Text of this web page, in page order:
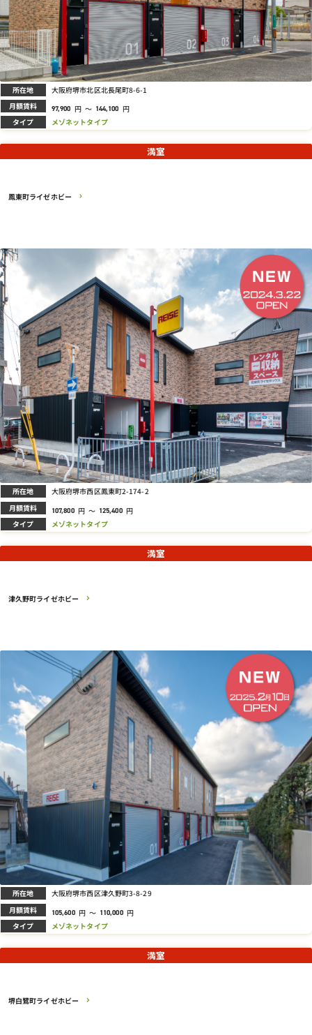
所在地 大阪府堺市北区北長尾町8-6-1
月額賃料 97,900 円 ～ 144,100 円
タイプ メゾネットタイプ
鳳東町ライゼホビー
満室
所在地 大阪府堺市西区鳳東町2-174-2
月額賃料 107,800 円 ～ 125,400 円
タイプ メゾネットタイプ
津久野町ライゼホビー
満室
所在地 大阪府堺市西区津久野町3-8-29
月額賃料 105,600 円 ～ 110,000 円
タイプ メゾネットタイプ
堺白鷺町ライゼホビー
満室